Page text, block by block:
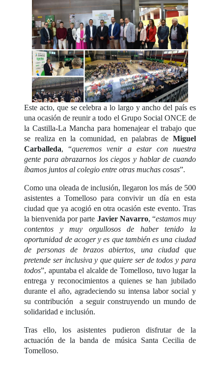
Este acto, que se celebra a lo largo y ancho del país es
una ocasión de reunir a todo el Grupo Social ONCE de
la Castilla-La Mancha para homenajear el trabajo que
se realiza en la comunidad, en palabras de Miguel
Carballeda, “queremos venir a estar con nuestra
gente para abrazarnos los ciegos y hablar de cuando
íbamos juntos al colegio entre otras muchas cosas”.
Como una oleada de inclusión, llegaron los más de 500
asistentes a Tomelloso para convivir un día en esta
ciudad que ya acogió en otra ocasión este evento. Tras
la bienvenida por parte Javier Navarro, “estamos muy
contentos y muy orgullosos de haber tenido la
oportunidad de acoger y es que también es una ciudad
de personas de brazos abiertos, una ciudad que
pretende ser inclusiva y que quiere ser de todos y para
todos”, apuntaba el alcalde de Tomelloso, tuvo lugar la
entrega y reconocimientos a quienes se han jubilado
durante el año, agradeciendo su intensa labor social y
su contribución a seguir construyendo un mundo de
solidaridad e inclusión.
Tras ello, los asistentes pudieron disfrutar de la
actuación de la banda de música Santa Cecilia de
Tomelloso.